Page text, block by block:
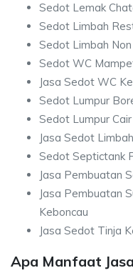
Sedot Lemak
Sedot Limbah
Sedot Limbah
Sedot WC
Jasa Sedot WC
Sedot Lumpur
Sedot Lumpur
Jasa Sedot
Sedot Septictank
Jasa Pembuatan
Jasa Pembuatan
Keboncau
Jasa Sedot Tinja
Apa Manfaat